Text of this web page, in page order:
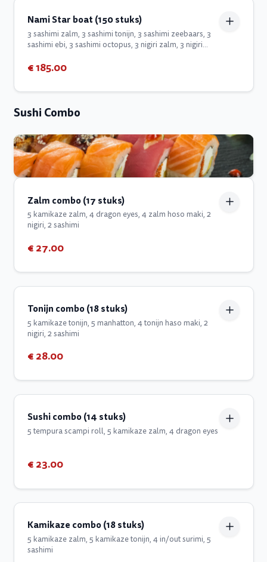
Nami Star boat (150 stuks)
3 sashimi zalm, 3 sashimi tonijn, 3 sashimi zeebaars, 3
sashimi ebi, 3 sashimi octopus, 3 nigiri zalm, 3 nigiri
nami zalm roll, 10 nami tonijn roll, 10 kamikaze zalm,
€ 185.00
Sushi Combo
Zalm combo (17 stuks)
5 kamikaze zalm, 4 dragon eyes, 4 zalm hoso maki, 2
nigiri, 2 sashimi
€ 27.00
Tonijn combo (18 stuks)
5 kamikaze tonijn, 5 manhatton, 4 tonijn haso maki, 2
nigiri, 2 sashimi
€ 28.00
Sushi combo (14 stuks)
5 tempura scampi roll, 5 kamikaze zalm, 4 dragon eyes
€ 23.00
Kamikaze combo (18 stuks)
5 kamikaze zalm, 5 kamikaze tonijn, 4 in/out surimi, 5
sashimi